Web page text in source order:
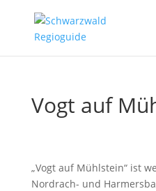
Vogt auf
„Vogt auf Mühlstein“ ist
Nordrach- und